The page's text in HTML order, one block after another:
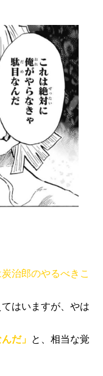
炭治郎のやるべきこ
はいますが、やは
だ」 と、相当な覚